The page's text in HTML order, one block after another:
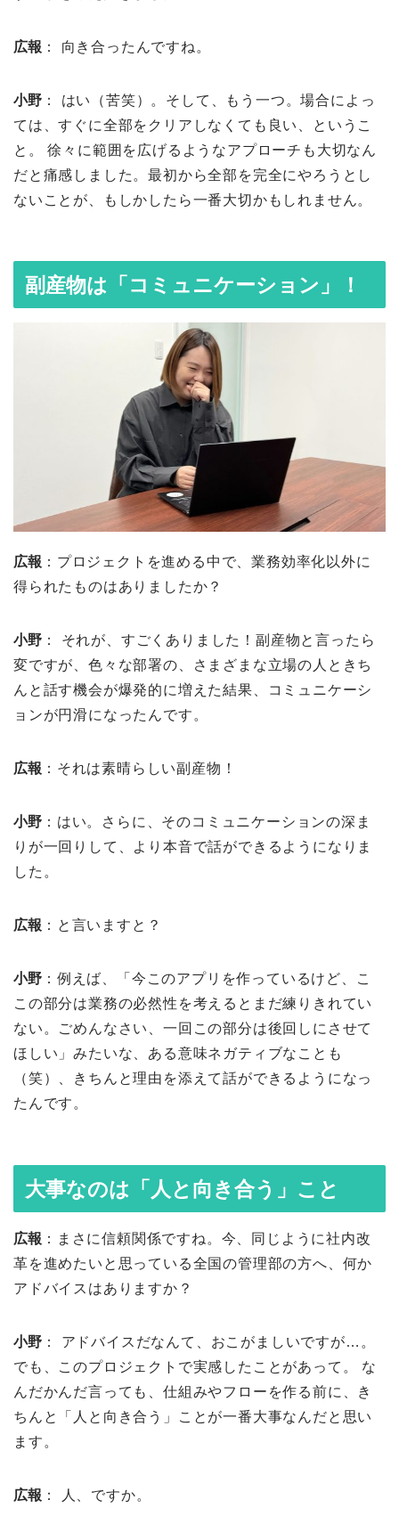
広報 ： 向き合ったんですね。
小野 ： はい（苦笑）。そして、もう一つ。場合によっ
ては、すぐに全部をクリアしなくても良い、というこ
と。 徐々に範囲を広げるようなアプローチも大切なん
だと痛感しました。最初から全部を完全にやろうとし
ないことが、もしかしたら一番大切かもしれません。
副産物は「コミュニケーション」！
広報 ：プロジェクトを進める中で、業務効率化以外に
得られたものはありましたか？
小野 ： それが、すごくありました！副産物と言ったら
変ですが、色々な部署の、さまざまな立場の人ときち
んと話す機会が爆発的に増えた結果、コミュニケーシ
ョンが円滑になったんです。
広報 ：それは素晴らしい副産物！
小野 ：はい。さらに、そのコミュニケーションの深ま
りが一回りして、より本音で話ができるようになりま
した。
広報 ：と言いますと？
小野 ：例えば、「今このアプリを作っているけど、こ
この部分は業務の必然性を考えるとまだ練りきれてい
ない。ごめんなさい、一回この部分は後回しにさせて
ほしい」みたいな、ある意味ネガティブなことも
（笑）、きちんと理由を添えて話ができるようになっ
たんです。
大事なのは「人と向き合う」こと
広報 ：まさに信頼関係ですね。今、同じように社内改
革を進めたいと思っている全国の管理部の方へ、何か
アドバイスはありますか？
小野 ： アドバイスだなんて、おこがましいですが…。
でも、このプロジェクトで実感したことがあって。 な
んだかんだ言っても、仕組みやフローを作る前に、き
ちんと「人と向き合う」ことが一番大事なんだと思い
ます。
広報 ： 人、ですか。